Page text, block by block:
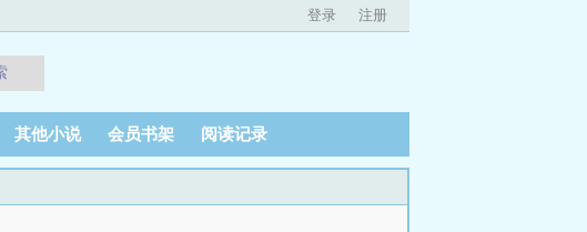
登录 注册
其他小说 会员书架 阅读记录